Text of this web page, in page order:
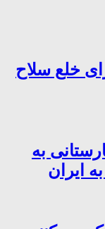
خلع سلاح
به
ایران